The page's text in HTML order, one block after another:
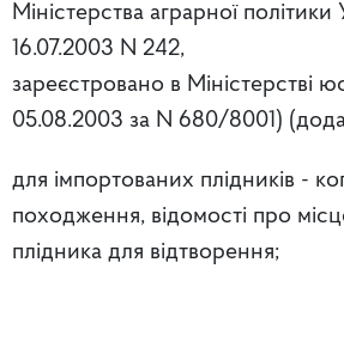
Міністерства аграрної політики
16.07.2003 N 242,
зареєстровано в Міністерстві
05.08.2003 за N 680/8001)
для імпортованих плідників -
походження, відомості про
плідника для відтворення;